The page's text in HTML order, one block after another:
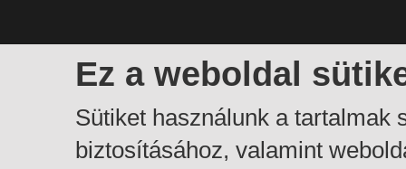
Ez a weboldal
Sütiket használunk a tartalmak
biztosításához, valamint